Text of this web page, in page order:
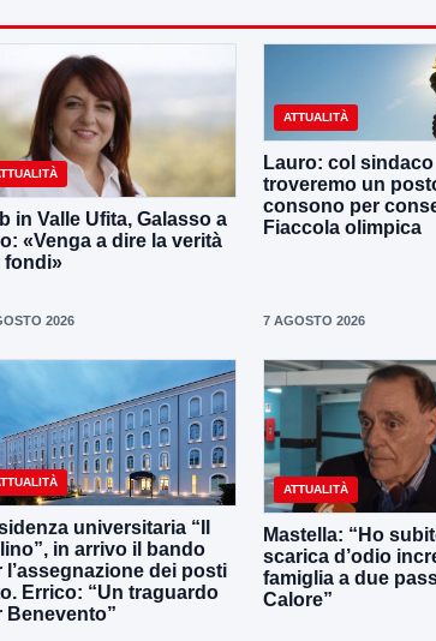
in Valle Ufita, Galasso a
«Venga a dire la verità
fondi»
2026
ATTUALITÀ
Lauro: col sindaco
troveremo un
consono per
Fiaccola olimpica
7 AGOSTO 2026
universitaria “Il
in arrivo il bando
l’assegnazione dei posti
Errico: “Un traguardo
Benevento”
ATTUALITÀ
Mastella: “Ho
scarica d’odio
famiglia a due
Calore”